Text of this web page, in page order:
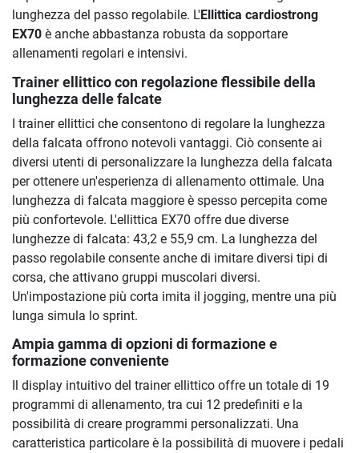
lunghezza del passo regolabile. L'Ellittica cardiostrong
EX70 è anche abbastanza robusta da sopportare
allenamenti regolari e intensivi.
Trainer ellittico con regolazione flessibile della
lunghezza delle falcate
I trainer ellittici che consentono di regolare la lunghezza
della falcata offrono notevoli vantaggi. Ciò consente ai
diversi utenti di personalizzare la lunghezza della falcata
per ottenere un'esperienza di allenamento ottimale. Una
lunghezza di falcata maggiore è spesso percepita come
più confortevole. L'ellittica EX70 offre due diverse
lunghezze di falcata: 43,2 e 55,9 cm. La lunghezza del
passo regolabile consente anche di imitare diversi tipi di
corsa, che attivano gruppi muscolari diversi.
Un'impostazione più corta imita il jogging, mentre una più
lunga simula lo sprint.
Ampia gamma di opzioni di formazione e
formazione conveniente
Il display intuitivo del trainer ellittico offre un totale di 19
programmi di allenamento, tra cui 12 predefiniti e la
possibilità di creare programmi personalizzati. Una
caratteristica particolare è la possibilità di muovere i pedali